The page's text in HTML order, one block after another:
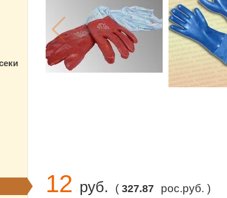
12 руб. ( 327.87 рос.руб. )